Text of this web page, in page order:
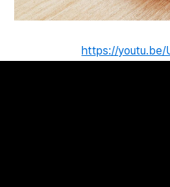
https://youtu.be/